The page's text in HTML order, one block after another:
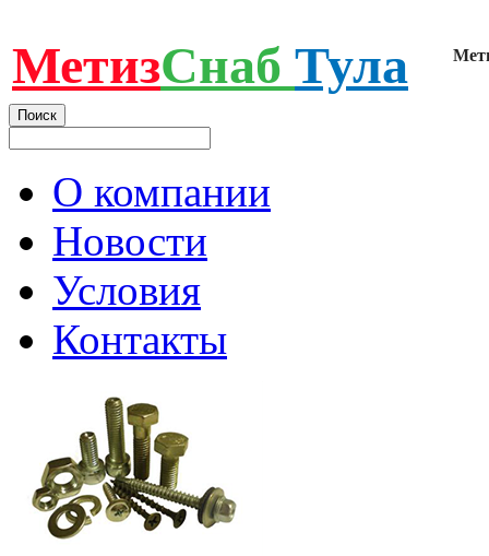
МетизСнаб Тула
О компании
Новости
Условия
Контакты